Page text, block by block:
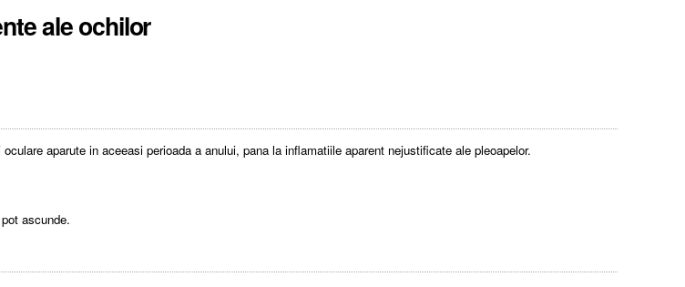
ale ochilor
aparute in aceeasi perioada a anului, pana la inflamatiile aparent nejustificate ale pleoapelor.
ascunde.